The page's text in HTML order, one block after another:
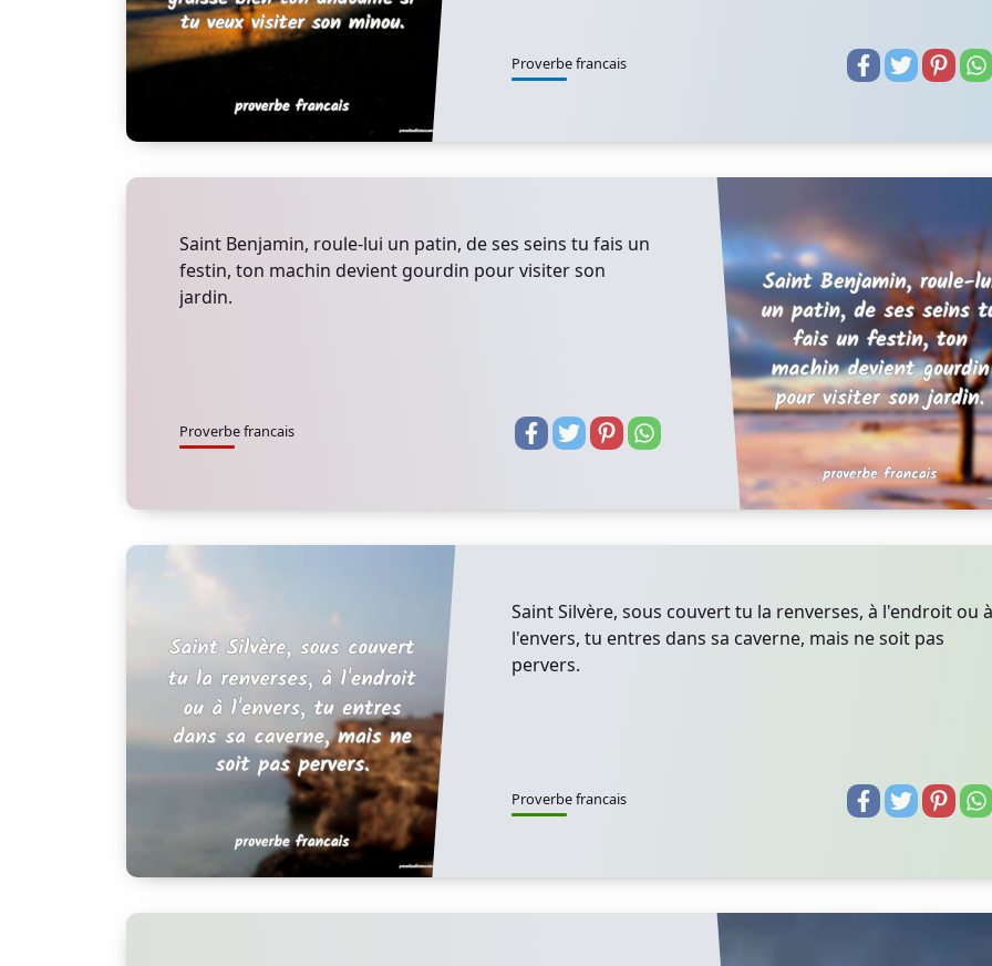
Proverbe francais
Saint Benjamin, roule-lui un patin, de ses seins tu fais un
festin, ton machin devient gourdin pour visiter son
jardin.
Proverbe francais
Saint Silvère, sous couvert tu la renverses, à l'endroit ou à
l'envers, tu entres dans sa caverne, mais ne soit pas
pervers.
Proverbe francais